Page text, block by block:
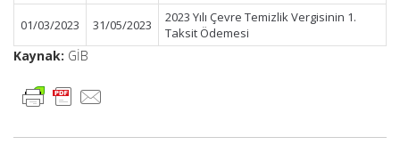
01/03/2023 31/05/2023
2023 Yılı Çevre Temizlik Vergisinin 1.
Taksit Ödemesi
Kaynak: GİB